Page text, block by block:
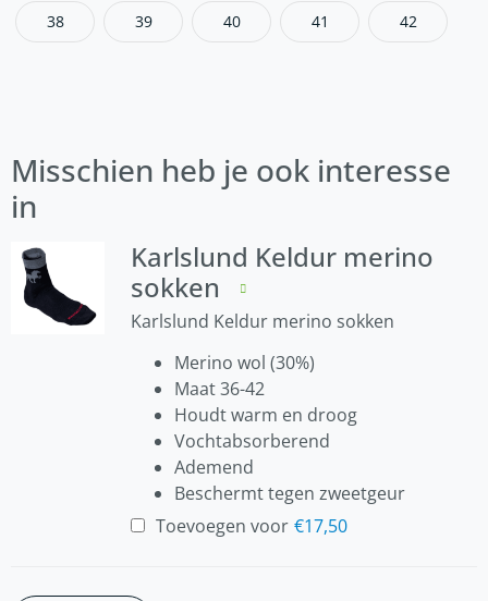
38 39 40 41 42
Misschien heb je ook interesse
in
Karlslund Keldur merino
sokken
Karlslund Keldur merino sokken
Merino wol (30%)
Maat 36-42
Houdt warm en droog
Vochtabsorberend
Ademend
Beschermt tegen zweetgeur
Toevoegen voor €17,50